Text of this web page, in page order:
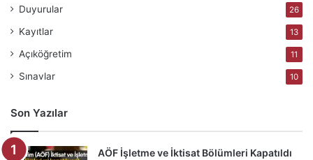
Duyurular 26
Kayıtlar 13
Açıköğretim 11
Sınavlar 10
Son Yazılar
AÖF İşletme ve İktisat Bölümleri Kapatıldı